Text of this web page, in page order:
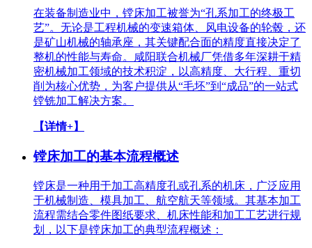
在装备制造业中，镗床加工被誉为“孔系加工的终极工
艺”。无论是工程机械的变速箱体、风电设备的轮毂，还
是矿山机械的轴承座，其关键配合面的精度直接决定了
整机的性能与寿命。咸阳联合机械厂凭借多年深耕于精
密机械加工领域的技术积淀，以高精度、大行程、重切
削为核心优势，为客户提供从“毛坯”到“成品”的一站式
镗铣加工解决方案。
【详情+】
镗床加工的基本流程概述
镗床是一种用于加工高精度孔或孔系的机床，广泛应用
于机械制造、模具加工、航空航天等领域。其基本加工
流程需结合零件图纸要求、机床性能和加工工艺进行规
划，以下是镗床加工的典型流程概述：